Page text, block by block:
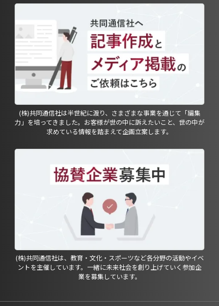
(株)共同通信社は半世紀に渡り、さまざまな事業を通じて「編集
力」を培ってきました。お客様が世の中に訴えたいこと、世の中が
求めている情報を踏まえて企画立案します。
(株)共同通信社は、教育・文化・スポーツなど各分野の活動やイベ
ントを主催しています。一緒に未来社会を創り上げていく参加企
業を募集しています。